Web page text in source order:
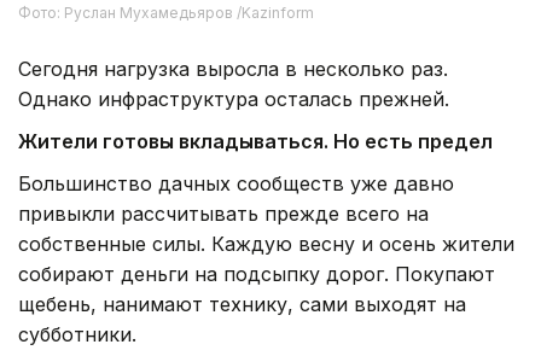
Фото: Руслан Мухамедьяров /Kazinform
Сегодня нагрузка выросла в несколько раз.
Однако инфраструктура осталась прежней.
Жители готовы вкладываться. Но есть предел
Большинство дачных сообществ уже давно
привыкли рассчитывать прежде всего на
собственные силы. Каждую весну и осень жители
собирают деньги на подсыпку дорог. Покупают
щебень, нанимают технику, сами выходят на
субботники.